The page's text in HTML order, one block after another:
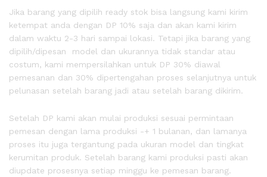
Jika barang yang dipilih ready stok bisa langsung kami kirim
ketempat anda dengan DP 10% saja dan akan kami kirim
dalam waktu 2-3 hari sampai lokasi. Tetapi jika barang yang
dipilih/dipesan model dan ukurannya tidak standar atau
costum, kami mempersilahkan untuk DP 30% diawal
pemesanan dan 30% dipertengahan proses selanjutnya untuk
pelunasan setelah barang jadi atau setelah barang dikirim.
Setelah DP kami akan mulai produksi sesuai permintaan
pemesan dengan lama produksi -+ 1 bulanan, dan lamanya
proses itu juga tergantung pada ukuran model dan tingkat
kerumitan produk. Setelah barang kami produksi pasti akan
diupdate prosesnya setiap minggu ke pemesan barang.